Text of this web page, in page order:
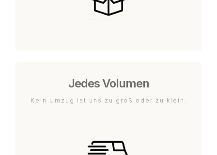
Jedes Volumen
Kein Umzug ist uns zu groß oder zu klein.